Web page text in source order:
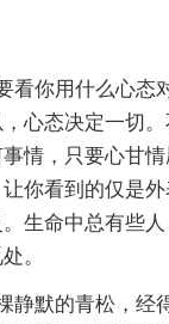
看你用什么心态
心态决定一切。
情，只要心甘
你看到的仅是外
生命中总有些
。
静默的青松，经